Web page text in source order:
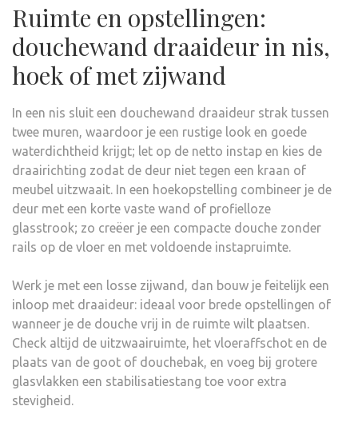
Ruimte en opstellingen:
douchewand draaideur in nis,
hoek of met zijwand
In een nis sluit een douchewand draaideur strak tussen
twee muren, waardoor je een rustige look en goede
waterdichtheid krijgt; let op de netto instap en kies de
draairichting zodat de deur niet tegen een kraan of
meubel uitzwaait. In een hoekopstelling combineer je de
deur met een korte vaste wand of profielloze
glasstrook; zo creëer je een compacte douche zonder
rails op de vloer en met voldoende instapruimte.
Werk je met een losse zijwand, dan bouw je feitelijk een
inloop met draaideur: ideaal voor brede opstellingen of
wanneer je de douche vrij in de ruimte wilt plaatsen.
Check altijd de uitzwaairuimte, het vloeraffschot en de
plaats van de goot of douchebak, en voeg bij grotere
glasvlakken een stabilisatiestang toe voor extra
stevigheid.